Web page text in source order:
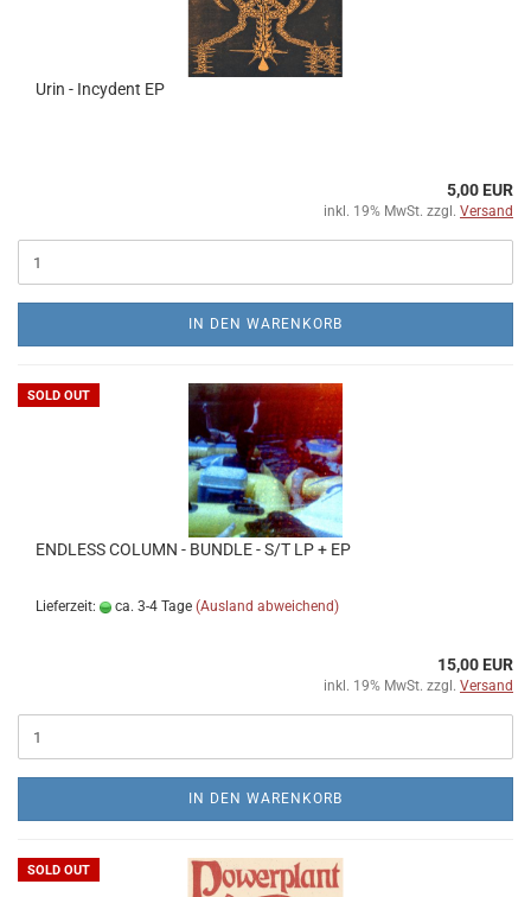
Urin - Incydent EP
5,00 EUR
inkl. 19% MwSt. zzgl. Versand
IN DEN WARENKORB
SOLD OUT
ENDLESS COLUMN - BUNDLE - S​/​T LP + EP
Lieferzeit: ca. 3-4 Tage (Ausland abweichend)
15,00 EUR
inkl. 19% MwSt. zzgl. Versand
IN DEN WARENKORB
SOLD OUT